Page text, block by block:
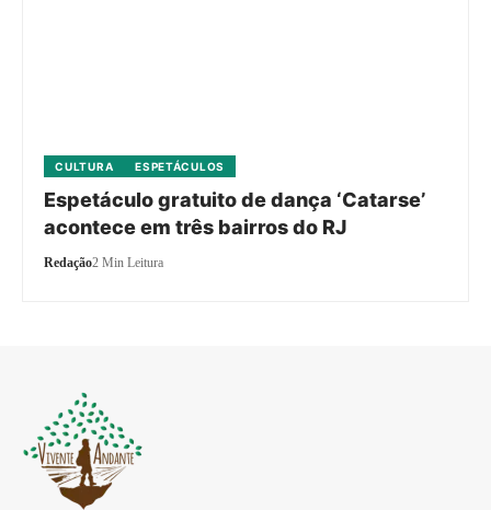
CULTURA ESPETÁCULOS
Espetáculo gratuito de dança ‘Catarse’
acontece em três bairros do RJ
Redação2 Min Leitura